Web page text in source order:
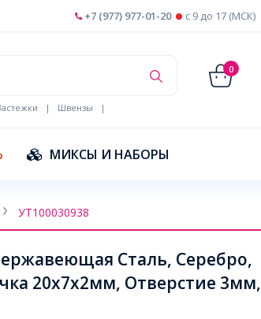
+7 (977) 977-01-20 c 9 до 17 (МСК)
0
| Швензы
|
МИКСЫ И НАБОРЫ
УТ100030938
Сталь, Серебро,
20х7х2мм, Отверстие 3мм,